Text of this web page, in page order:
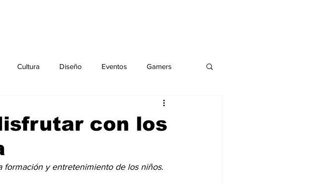
Cultura Diseño Eventos Gamers
Un Café Digital
con los
formación y entretenimiento de los niños.